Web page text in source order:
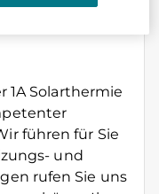
1A Solarthermie
führen für Sie
und
rufen Sie uns